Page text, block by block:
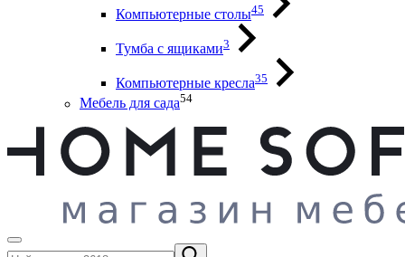
Компьютерные столы45
Тумба с ящиками3
Компьютерные кресла35
Мебель для сада54